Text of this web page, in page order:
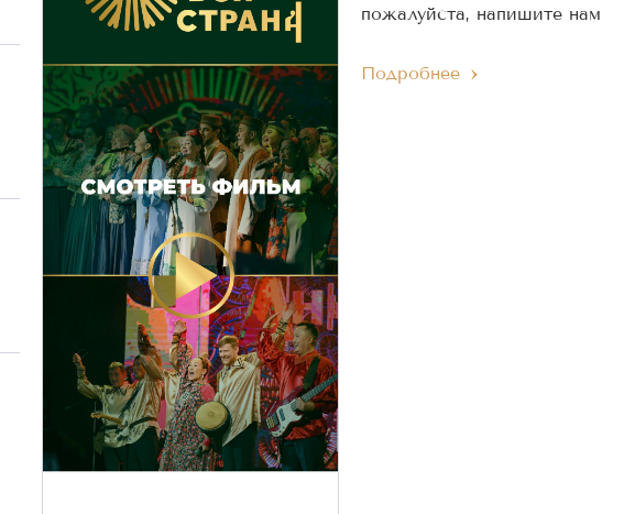
пожалуйста, напишите нам
Подробнее